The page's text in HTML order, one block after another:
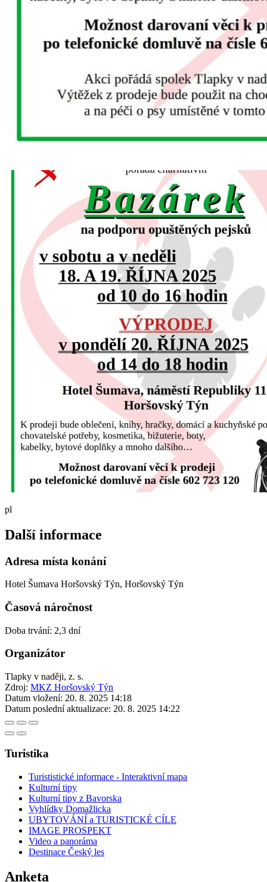
pl
Další informace
Adresa místa konání
Hotel Šumava Horšovský Týn, Horšovský Týn
Časová náročnost
Doba trvání: 2,3 dní
Organizátor
Tlapky v naději, z. s.
Zdroj: MKZ Horšovský Týn
Datum vložení: 20. 8. 2025 14:18
Datum poslední aktualizace: 20. 8. 2025 14:22
Turistika
Turististické informace - Interaktivní mapa
Kulturní tipy
Kulturní tipy z Bavorska
Vyhlídky Domažlicka
UBYTOVÁNÍ a TURISTICKÉ CÍLE
IMAGE PROSPEKT
Video a panoráma
Destinace Český les
Anketa